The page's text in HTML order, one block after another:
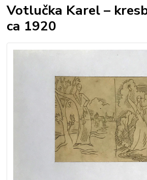
Votlučka Karel –
ca 1920